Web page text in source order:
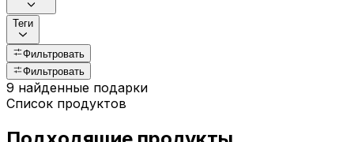
Теги
Фильтровать
Фильтровать
9 найденные подарки
Список продуктов